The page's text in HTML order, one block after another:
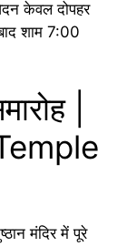
केवल दोपहर
शाम 7:00
|
मंदिर में पूरे